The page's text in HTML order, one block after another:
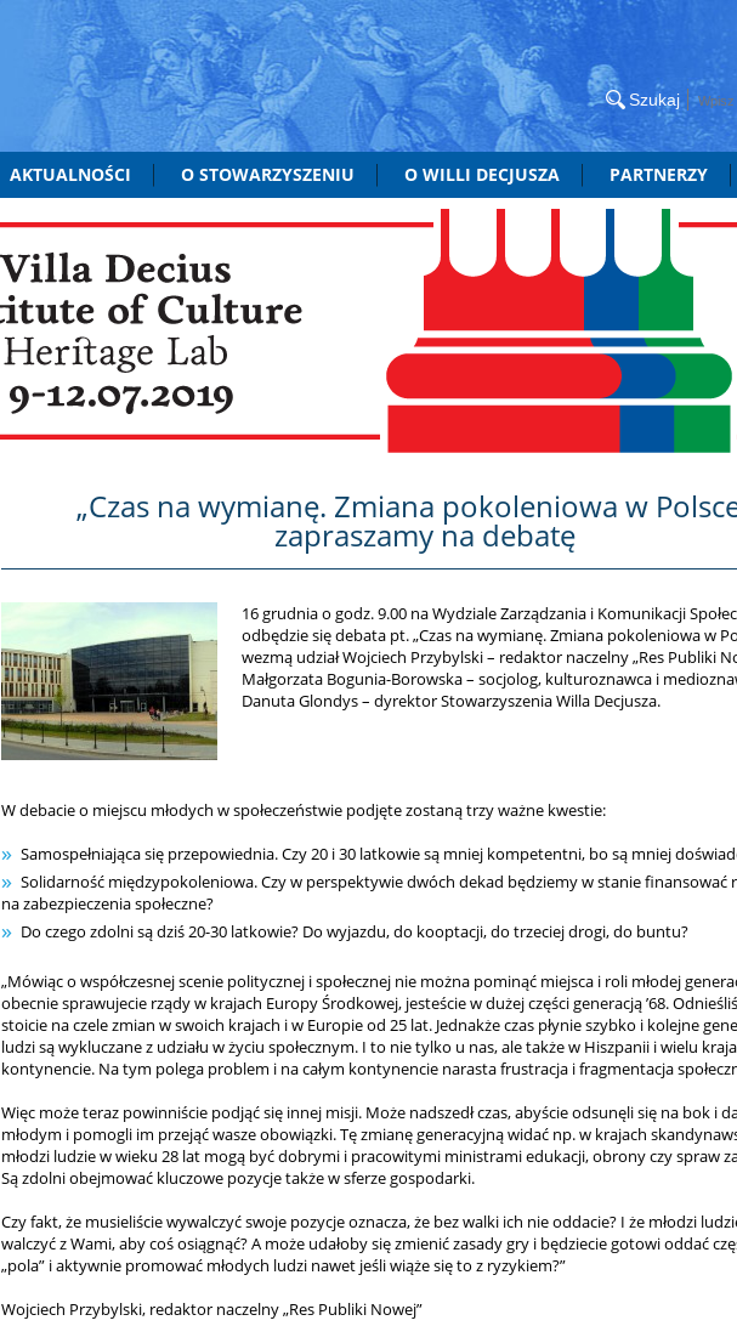
AKTUALNOŚCI O STOWARZYSZENIU O WILLI DECJUSZA PARTNERZY
„Czas na wymianę. Zmiana pokoleniowa w
zapraszamy na debatę
16 grudnia o godz. 9.00 na Wydziale Zarządzania i Komunikacji
odbędzie się debata pt. „Czas na wymianę. Zmiana pokoleniowa w
wezmą udział Wojciech Przybylski – redaktor naczelny „Res Publiki
Małgorzata Bogunia-Borowska – socjolog, kulturoznawca i
Danuta Glondys – dyrektor Stowarzyszenia Willa Decjusza.
W debacie o miejscu młodych w społeczeństwie podjęte zostaną trzy ważne kwestie:
Samospełniająca się przepowiednia. Czy 20 i 30 latkowie są mniej kompetentni, bo są mniej
Solidarność międzypokoleniowa. Czy w perspektywie dwóch dekad będziemy w stanie finansować
na zabezpieczenia społeczne?
Do czego zdolni są dziś 20-30 latkowie? Do wyjazdu, do kooptacji, do trzeciej drogi, do buntu?
„Mówiąc o współczesnej scenie politycznej i społecznej nie można pominąć miejsca i roli młodej
obecnie sprawujecie rządy w krajach Europy Środkowej, jesteście w dużej części generacją ’68.
stoicie na czele zmian w swoich krajach i w Europie od 25 lat. Jednakże czas płynie szybko i kolejne
ludzi są wykluczane z udziału w życiu społecznym. I to nie tylko u nas, ale także w Hiszpanii i wielu
kontynencie. Na tym polega problem i na całym kontynencie narasta frustracja i fragmentacja
Więc może teraz powinniście podjąć się innej misji. Może nadszedł czas, abyście odsunęli się na bok i
młodym i pomogli im przejąć wasze obowiązki. Tę zmianę generacyjną widać np. w krajach
młodzi ludzie w wieku 28 lat mogą być dobrymi i pracowitymi ministrami edukacji, obrony czy spraw
Są zdolni obejmować kluczowe pozycje także w sferze gospodarki.
Czy fakt, że musieliście wywalczyć swoje pozycje oznacza, że bez walki ich nie oddacie? I że młodzi
walczyć z Wami, aby coś osiągnąć? A może udałoby się zmienić zasady gry i będziecie gotowi oddać
„pola” i aktywnie promować młodych ludzi nawet jeśli wiąże się to z ryzykiem?”
Wojciech Przybylski, redaktor naczelny „Res Publiki Nowej”